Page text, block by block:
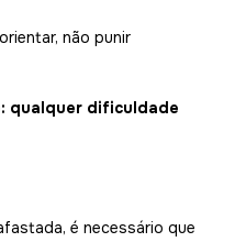
não punir
qualquer dificuldade
é necessário que